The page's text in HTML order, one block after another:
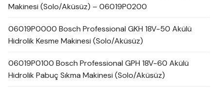
Makinesi (Solo/Aküsüz) – 06019P0200
06019P0000 Bosch Professional GKH 18V-50 Akülü
Hidrolik Kesme Makinesi (Solo/Aküsüz)
06019P0100 Bosch Professional GPH 18V-60 Akülü
Hidrolik Pabuç Sıkma Makinesi (Solo/Aküsüz)